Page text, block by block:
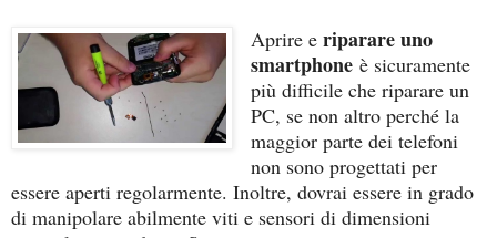
Aprire e riparare uno
smartphoneè sicuramente
più difficile che riparare un
PC, se non altro perché la
maggior parte dei telefoni
non sono progettati per
essere aperti regolarmente. Inoltre, dovrai essere in grado
di manipolare abilmente viti e sensori di dimensioni